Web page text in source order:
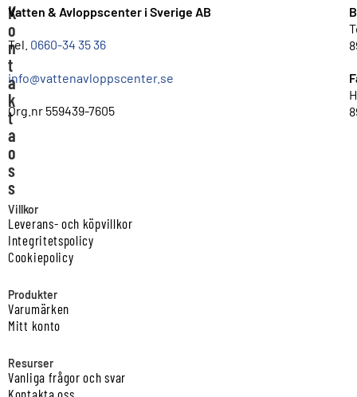
K
o
n
t
a
k
t
a
o
s
s
Vatten & Avloppscenter i Sverige AB
Tel. 0660-34 35 36
info@vattenavloppscenter.se
Org.nr 559439-7605
Villkor
Leverans- och köpvillkor
Integritetspolicy
Cookiepolicy
Produkter
Varumärken
Mitt konto
Resurser
Vanliga frågor och svar
Kontakta oss